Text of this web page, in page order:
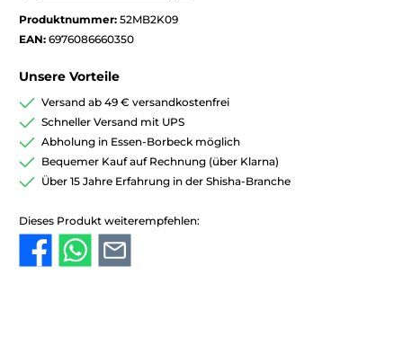
Produktnummer: 52MB2K09
EAN: 6976086660350
Unsere Vorteile
Versand ab 49 € versandkostenfrei
Schneller Versand mit UPS
Abholung in Essen-Borbeck möglich
Bequemer Kauf auf Rechnung (über Klarna)
Über 15 Jahre Erfahrung in der Shisha-Branche
Dieses Produkt weiterempfehlen: